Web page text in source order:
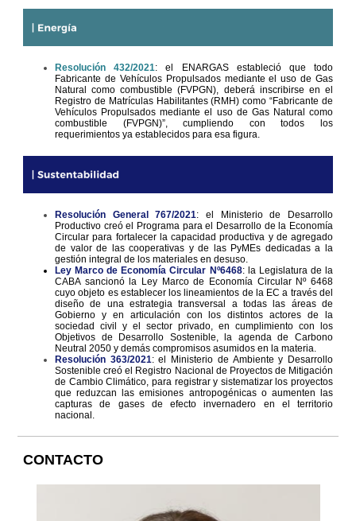
Resolución 432/2021: el ENARGAS estableció que todo
Fabricante de Vehículos Propulsados mediante el uso de Gas
Natural como combustible (FVPGN), deberá inscribirse en el
Registro de Matrículas Habilitantes (RMH) como “Fabricante de
Vehículos Propulsados mediante el uso de Gas Natural como
combustible (FVPGN)”, cumpliendo con todos los
requerimientos ya establecidos para esa figura.
Resolución General 767/2021: el Ministerio de Desarrollo
Productivo creó el Programa para el Desarrollo de la Economía
Circular para fortalecer la capacidad productiva y de agregado
de valor de las cooperativas y de las PyMEs dedicadas a la
gestión integral de los materiales en desuso.
Ley Marco de Economía Circular Nº6468: la Legislatura de la
CABA sancionó la Ley Marco de Economía Circular Nº 6468
cuyo objeto es establecer los lineamientos de la EC a través del
diseño de una estrategia transversal a todas las áreas de
Gobierno y en articulación con los distintos actores de la
sociedad civil y el sector privado, en cumplimiento con los
Objetivos de Desarrollo Sostenible, la agenda de Carbono
Neutral 2050 y demás compromisos asumidos en la materia.
Resolución 363/2021: el Ministerio de Ambiente y Desarrollo
Sostenible creó el Registro Nacional de Proyectos de Mitigación
de Cambio Climático, para registrar y sistematizar los proyectos
que reduzcan las emisiones antropogénicas o aumenten las
capturas de gases de efecto invernadero en el territorio
nacional.
CONTACTO